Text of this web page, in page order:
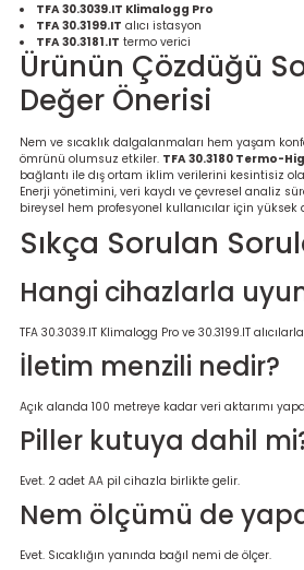
Ölçer
TFA 30.3039.IT Klimalogg Pro
TFA 30.3199.IT alıcı istasyon
TFA 30.3181.IT termo verici
Ürünün Çözdüğü
Değer Önerisi
Nem ve sıcaklık dalgalanmaları hem yaşam
ömrünü olumsuz etkiler. TFA 30.3180 Termo-
bağlantı ile dış ortam iklim verilerini kesintisiz
Enerji yönetimini, veri kaydı ve çevresel analiz
bireysel hem profesyonel kullanıcılar için
Sıkça Sorulan
Hangi cihazlarla
TFA 30.3039.IT Klimalogg Pro ve 30.3199.IT
İletim menzili nedir?
Açık alanda 100 metreye kadar veri aktarımı
Piller kutuya dahil
Evet. 2 adet AA pil cihazla birlikte gelir.
Nem ölçümü de
Evet. Sıcaklığın yanında bağıl nemi de ölçer.